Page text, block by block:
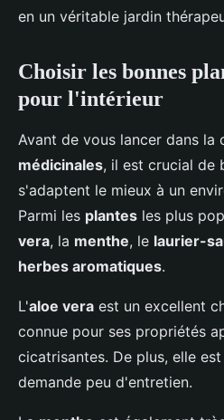
en un véritable jardin
Choisir les bonnes
pour l'intérieur
Avant de vous lancer dans la
médicinales, il est crucial de
s'adaptent le mieux à un
Parmi les plantes les plus
vera, la menthe, le laurier-
herbes aromatiques.
L'aloe vera est un excellent
connue pour ses propriétés
cicatrisantes. De plus, elle
demande peu d'entretien.